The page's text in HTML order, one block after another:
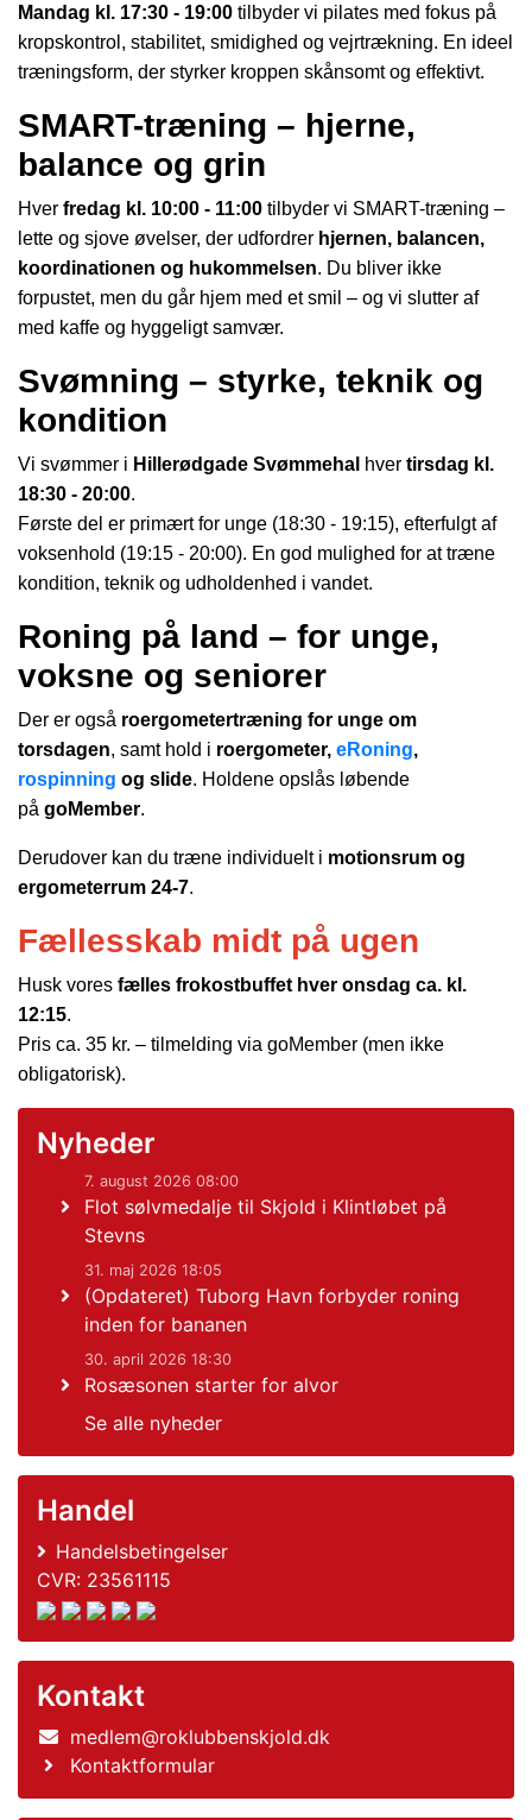
Mandag kl. 17:30 - 19:00 tilbyder vi pilates med fokus på
kropskontrol, stabilitet, smidighed og vejrtrækning. En ideel
træningsform, der styrker kroppen skånsomt og effektivt.
SMART-træning – hjerne,
balance og grin
Hver fredag kl. 10:00 - 11:00 tilbyder vi SMART-træning –
lette og sjove øvelser, der udfordrer hjernen, balancen,
koordinationen og hukommelsen. Du bliver ikke
forpustet, men du går hjem med et smil – og vi slutter af
med kaffe og hyggeligt samvær.
Svømning – styrke, teknik og
kondition
Vi svømmer i Hillerødgade Svømmehal hver tirsdag kl.
18:30 - 20:00.
Første del er primært for unge (18:30 - 19:15), efterfulgt af
voksenhold (19:15 - 20:00). En god mulighed for at træne
kondition, teknik og udholdenhed i vandet.
Roning på land – for unge,
voksne og seniorer
Der er også roergometertræning for unge om
torsdagen, samt hold i roergometer, eRoning,
rospinning og slide. Holdene opslås løbende
på goMember.
Derudover kan du træne individuelt i motionsrum og
ergometerrum 24-7.
Fællesskab midt på ugen
Husk vores fælles frokostbuffet hver onsdag ca. kl.
12:15.
Pris ca. 35 kr. – tilmelding via goMember (men ikke
obligatorisk).
Nyheder
7. august 2026 08:00
Flot sølvmedalje til Skjold i Klintløbet på
Stevns
31. maj 2026 18:05
(Opdateret) Tuborg Havn forbyder roning
inden for bananen
30. april 2026 18:30
Rosæsonen starter for alvor
Se alle nyheder
Handel
Handelsbetingelser
CVR: 23561115
Kontakt
medlem@roklubbenskjold.dk
Kontaktformular